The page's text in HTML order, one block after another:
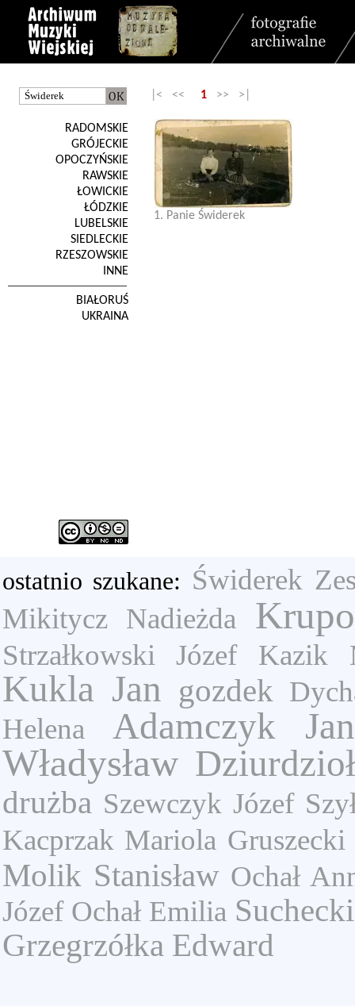
RADOMSKIE
GRÓJECKIE
OPOCZYŃSKIE
RAWSKIE
ŁOWICKIE
ŁÓDZKIE
LUBELSKIE
SIEDLECKIE
RZESZOWSKIE
INNE
BIAŁORUŚ
UKRAINA
|< << 1 >> >|
1. Panie Świderek
ostatnio szukane: Świderek
Mikitycz Nadieżda
Strzałkowski Józef Kazik
Kukla Jan gozdek
Helena
Adamczyk Jan
Władysław
drużba Szewczyk Józef
Kacprzak Mariola
Molik Stanisław Ochał
Józef Ochał Emilia
Grzegrzółka Edward